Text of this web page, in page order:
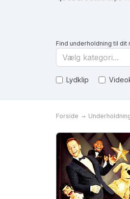
Find underholdning til
Vælg kategori...
Lydklip
Forside